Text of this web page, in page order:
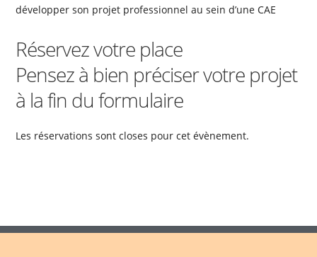
développer son projet professionnel au sein d’une CAE
Réservez votre place
Pensez à bien préciser votre projet
à la fin du formulaire
Les réservations sont closes pour cet évènement.